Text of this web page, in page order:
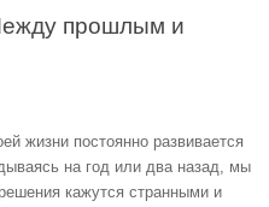
прошлым и
жизни постоянно развивается
на год или два назад, мы
кажутся странными и